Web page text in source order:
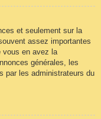
et seulement sur la
assez importantes
vous en avez la
générales, les
par les administrateurs du